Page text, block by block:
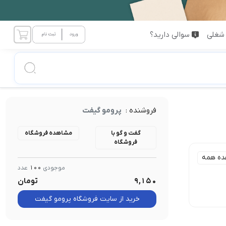
سوالی دارید؟
همه
فروشنده : پرومو گیفت
گفت و گو با
فروشگاه
مشاهده فروشگاه
موجودی 100 عدد
9,150 تومان
خرید از سایت فروشگاه پرومو گیفت